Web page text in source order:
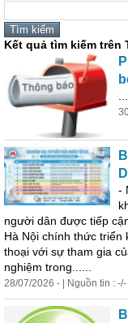
Kết quả tìm kiếm trên
-
người dân được tiếp
Hà Nội chính thức triển
thoại với sự tham gia
nghiệm trong......
28/07/2026 - | Nguồn tin : -/-